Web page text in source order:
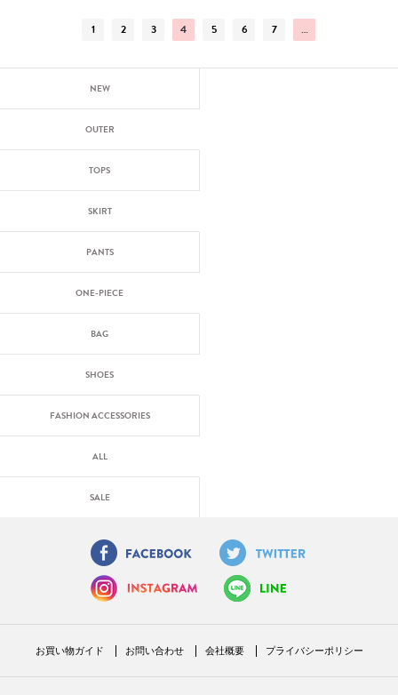
1 2 3 4 5 6 7 …
NEW
OUTER
TOPS
SKIRT
PANTS
ONE-PIECE
BAG
SHOES
FASHION ACCESSORIES
ALL
SALE
お買い物ガイド お問い合わせ 会社概要 プライバシーポリシー